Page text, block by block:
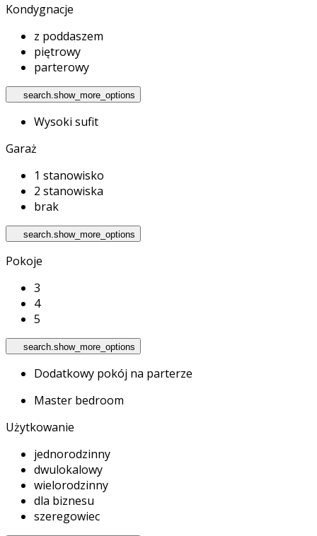
Kondygnacje
z poddaszem
piętrowy
parterowy
search.show_more_options
Wysoki sufit
Garaż
1 stanowisko
2 stanowiska
brak
search.show_more_options
Pokoje
3
4
5
search.show_more_options
Dodatkowy pokój na parterze
Master bedroom
Użytkowanie
jednorodzinny
dwulokalowy
wielorodzinny
dla biznesu
szeregowiec